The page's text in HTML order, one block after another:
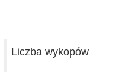
Liczba wykopów